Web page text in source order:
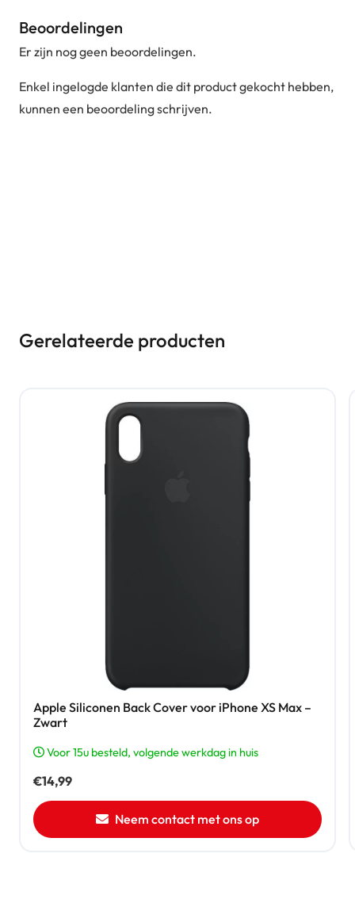
Beoordelingen
Er zijn nog geen beoordelingen.
Enkel ingelogde klanten die dit product gekocht hebben,
kunnen een beoordeling schrijven.
Gerelateerde producten
Apple Siliconen Back Cover voor iPhone XS Max –
Zwart
Voor 15u besteld, volgende werkdag in huis
€14,99
Neem contact met ons op